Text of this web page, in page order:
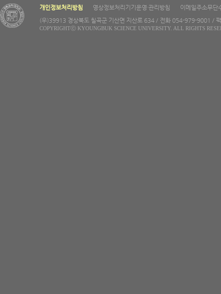
개인정보처리방침 영상정보처리기기운영·관리방침
이메일주소무단
(우)39913 경상북도 칠곡군 기산면 지산로 634 / 전화 054-979-9001 /
COPYRIGHTⓒ KYOUNGBUK SCIENCE UNIVERSITY. ALL RIGHTS